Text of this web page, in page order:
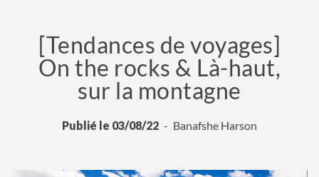
[Tendances de voyages]
On the rocks & Là-haut,
sur la montagne
Publié le 03/08/22 Banafshe Harson